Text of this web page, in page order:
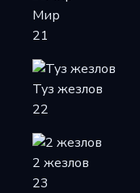
Мир
21
Туз жезлов
22
2 жезлов
23